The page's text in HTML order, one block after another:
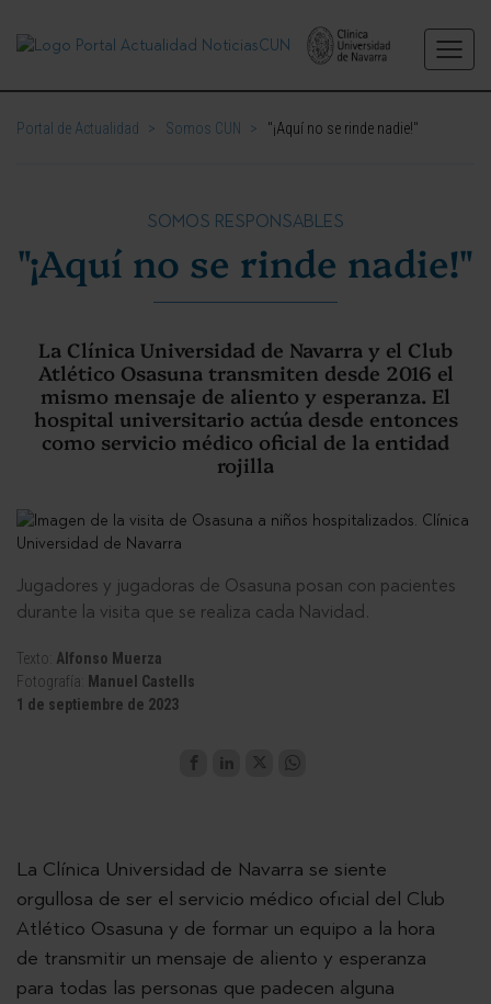
Portal de Actualidad > Somos CUN > "¡Aquí no se rinde nadie!"
SOMOS RESPONSABLES
"¡Aquí no se rinde nadie!"
La Clínica Universidad de Navarra y el Club
Atlético Osasuna transmiten desde 2016 el
mismo mensaje de aliento y esperanza. El
hospital universitario actúa desde entonces
como servicio médico oficial de la entidad
rojilla
Jugadores y jugadoras de Osasuna posan con pacientes
durante la visita que se realiza cada Navidad.
Texto: Alfonso Muerza
Fotografía:
Manuel Castells
1 de septiembre de 2023
La Clínica Universidad de Navarra se siente
orgullosa de ser el servicio médico oficial del Club
Atlético Osasuna y de formar un equipo a la hora
de transmitir un mensaje de aliento y esperanza
para todas las personas que padecen alguna